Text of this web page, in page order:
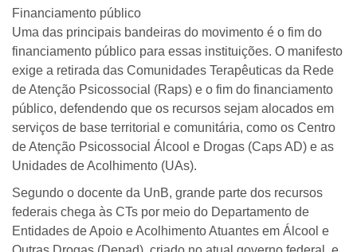
Financiamento público
Uma das principais bandeiras do movimento é o fim do
financiamento público para essas instituições. O manifesto
exige a retirada das Comunidades Terapêuticas da Rede
de Atenção Psicossocial (Raps) e o fim do financiamento
público, defendendo que os recursos sejam alocados em
serviços de base territorial e comunitária, como os Centro
de Atenção Psicossocial Álcool e Drogas (Caps AD) e as
Unidades de Acolhimento (UAs).
Segundo o docente da UnB, grande parte dos recursos
federais chega às CTs por meio do Departamento de
Entidades de Apoio e Acolhimento Atuantes em Álcool e